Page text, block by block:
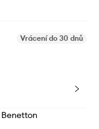
Vrácení do 30 dnů